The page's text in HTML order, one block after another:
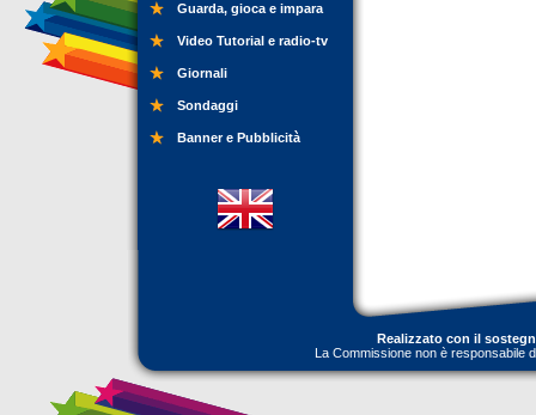
Guarda, gioca e impara
Video Tutorial e radio-tv
Giornali
Sondaggi
Banner e Pubblicità
Realizzato con il
La Commissione non è responsabile